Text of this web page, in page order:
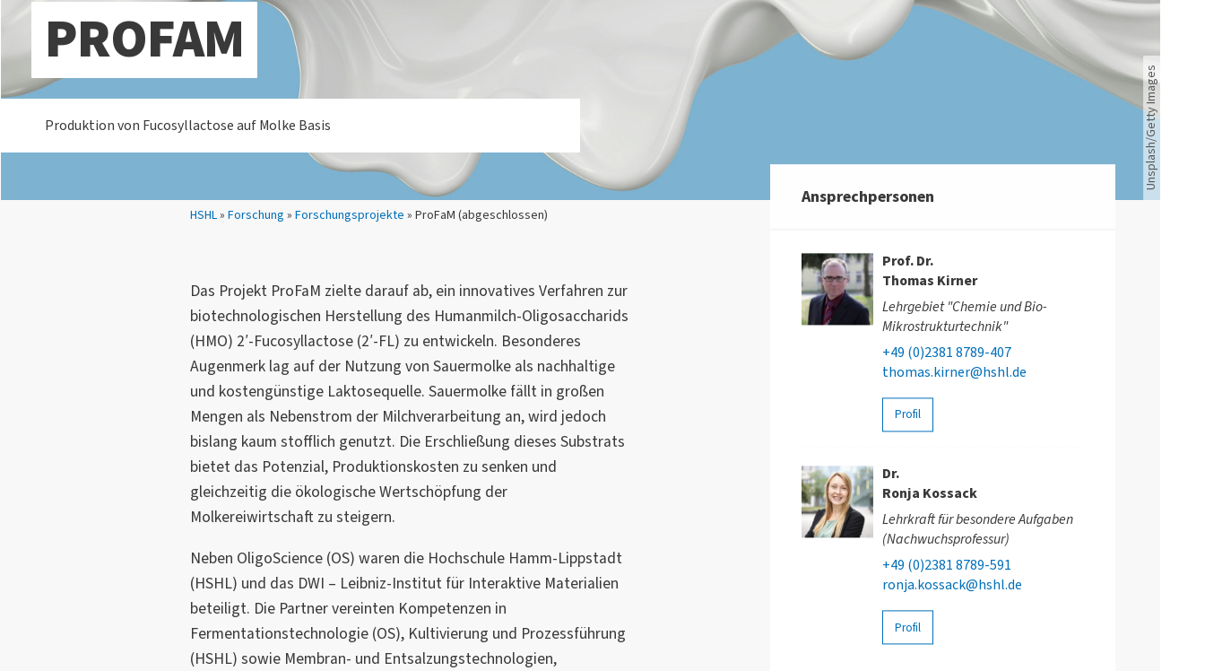
Sie sind hier:
HSHL» Forschung » Forschungsprojekte » ProFaM (abgeschlossen)
Unsplash/Getty Images
Unsplash/Getty Images
PROFAM
Produktion von Fucosyllactose auf Molke Basis
Das Projekt ProFaM zielte darauf ab, ein innovatives Verfahren zur
biotechnologischen Herstellung des Humanmilch-Oligosaccharids
(HMO) 2′-Fucosyllactose (2′-FL) zu entwickeln. Besonderes
Augenmerk lag auf der Nutzung von Sauermolke als nachhaltige
und kostengünstige Laktosequelle. Sauermolke fällt in großen
Mengen als Nebenstrom der Milchverarbeitung an, wird jedoch
bislang kaum stofflich genutzt. Die Erschließung dieses Substrats
bietet das Potenzial, Produktionskosten zu senken und
gleichzeitig die ökologische Wertschöpfung der
Molkereiwirtschaft zu steigern.
Neben OligoScience (OS) waren die Hochschule Hamm-Lippstadt
(HSHL) und das DWI – Leibniz-Institut für Interaktive Materialien
beteiligt. Die Partner vereinten Kompetenzen in
Fermentationstechnologie (OS), Kultivierung und Prozessführung
(HSHL) sowie Membran- und Entsalzungstechnologien,
Ansprechpersonen
Prof. Dr.
Thomas Kirner
Lehrgebiet "Chemie und Bio-
Mikrostrukturtechnik"
+49 (0)2381 8789-407
thomas.kirner@hshl.de
Profil
Dr.
Ronja Kossack
Lehrkraft für besondere Aufgaben
(Nachwuchsprofessur)
+49 (0)2381 8789-591
ronja.kossack@hshl.de
Profil